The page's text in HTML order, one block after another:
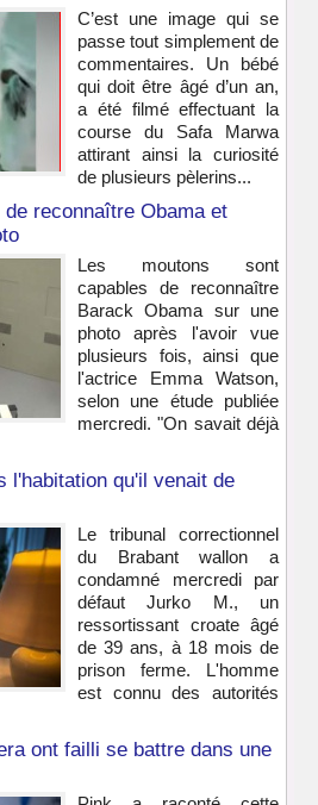
C’est une image qui se
passe tout simplement de
commentaires. Un bébé
qui doit être âgé d’un an,
a été filmé effectuant la
course du Safa Marwa
attirant ainsi la curiosité
de plusieurs pèlerins...
reconnaître Obama et
Les moutons sont
capables de reconnaître
Barack Obama sur une
photo après l'avoir vue
plusieurs fois, ainsi que
l'actrice Emma Watson,
selon une étude publiée
mercredi. "On savait déjà
l'habitation qu'il venait de
Le tribunal correctionnel
du Brabant wallon a
condamné mercredi par
défaut Jurko M., un
ressortissant croate âgé
de 39 ans, à 18 mois de
prison ferme. L'homme
est connu des autorités
ont failli se battre dans une